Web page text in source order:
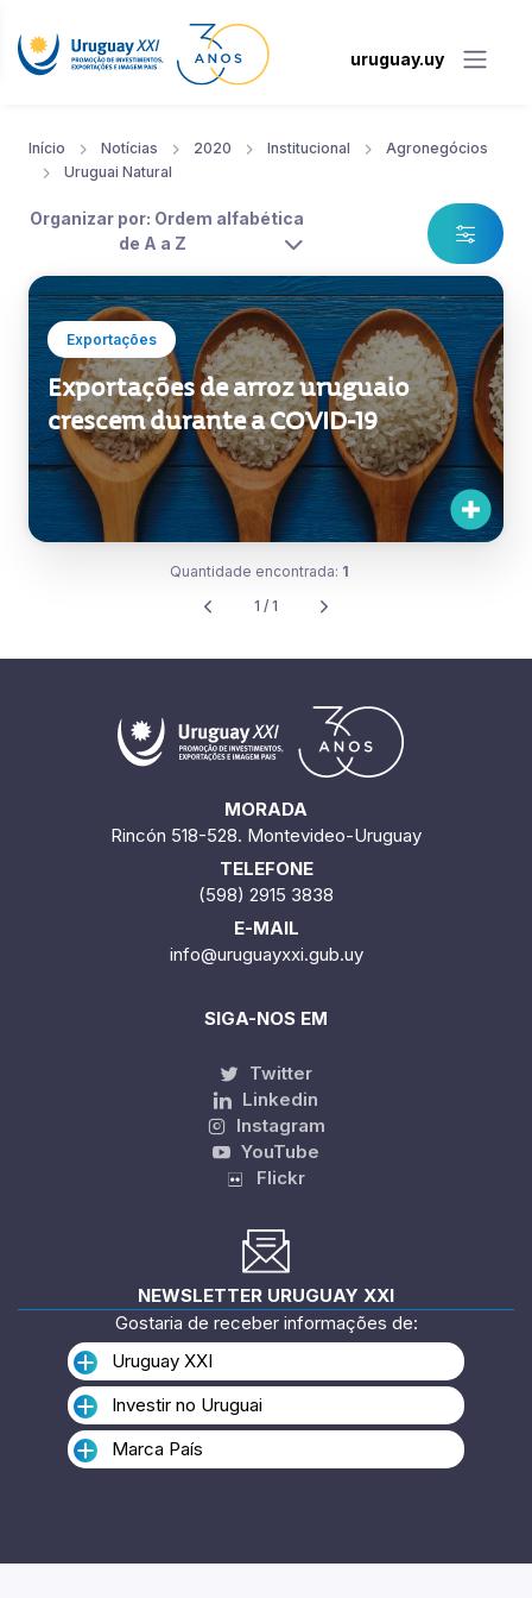
uruguay.uy
Início Notícias 2020 Institucional
Agronegócios
Uruguai Natural
Organizar por: Ordem alfabética
de A a Z
Exportações
Exportações de arroz uruguaio
crescem durante a COVID-19
Quantidade encontrada: 1
1 / 1
MORADA
Rincón 518-528. Montevideo-Uruguay
TELEFONE
(598) 2915 3838
E-MAIL
info@uruguayxxi.gub.uy
SIGA-NOS EM
Twitter
Linkedin
Instagram
YouTube
Flickr
NEWSLETTER URUGUAY XXI
Gostaria de receber informações de:
Uruguay XXI
Investir no Uruguai
Marca País